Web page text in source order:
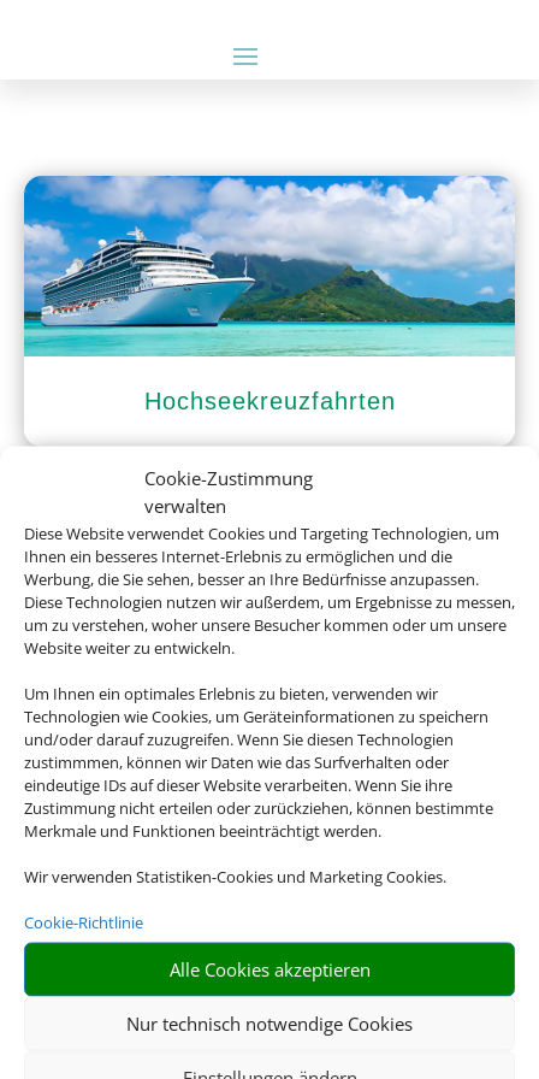
Cookie-Zustimmung
verwalten
Diese Website verwendet Cookies und Targeting Technologien, um
Ihnen ein besseres Internet-Erlebnis zu ermöglichen und die
Werbung, die Sie sehen, besser an Ihre Bedürfnisse anzupassen.
Diese Technologien nutzen wir außerdem, um Ergebnisse zu messen,
um zu verstehen, woher unsere Besucher kommen oder um unsere
Website weiter zu entwickeln.
Um Ihnen ein optimales Erlebnis zu bieten, verwenden wir
Technologien wie Cookies, um Geräteinformationen zu speichern
und/oder darauf zuzugreifen. Wenn Sie diesen Technologien
zustimmmen, können wir Daten wie das Surfverhalten oder
eindeutige IDs auf dieser Website verarbeiten. Wenn Sie ihre
Zustimmung nicht erteilen oder zurückziehen, können bestimmte
Merkmale und Funktionen beeinträchtigt werden.
Wir verwenden Statistiken-Cookies und Marketing Cookies.
Cookie-Richtlinie
Alle Cookies akzeptieren
Nur technisch notwendige Cookies
Hochseekreuzfahrten
Mietwagen